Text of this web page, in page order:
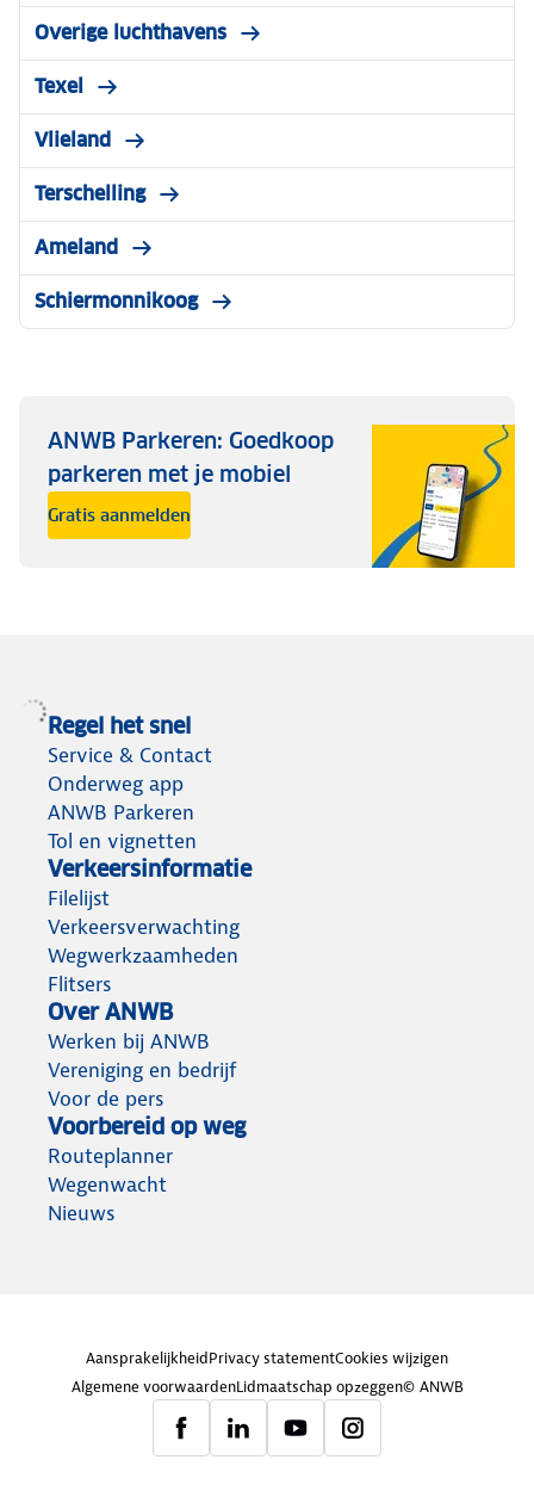
Overige luchthavens
Texel
Vlieland
Terschelling
Ameland
Schiermonnikoog
ANWB Parkeren: Goedkoop
parkeren met je mobiel
Gratis aanmelden
Regel het snel
Service & Contact
Onderweg app
ANWB Parkeren
Tol en vignetten
Verkeersinformatie
Filelijst
Verkeersverwachting
Wegwerkzaamheden
Flitsers
Over ANWB
Werken bij ANWB
Vereniging en bedrijf
Voor de pers
Voorbereid op weg
Routeplanner
Wegenwacht
Nieuws
AansprakelijkheidPrivacy statementCookies wijzigen
Algemene voorwaardenLidmaatschap opzeggen© ANWB